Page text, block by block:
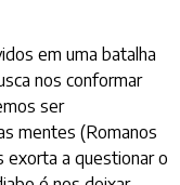
em uma batalha
nos conformar
ser
mentes (Romanos
exorta a questionar o